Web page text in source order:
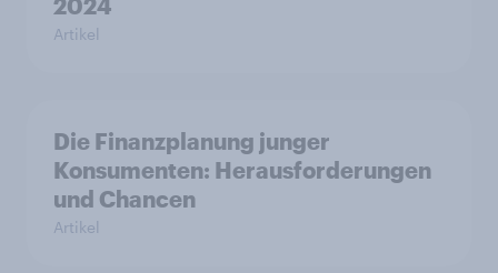
2024
Artikel
Die Finanzplanung junger
Konsumenten: Herausforderungen
und Chancen
Artikel